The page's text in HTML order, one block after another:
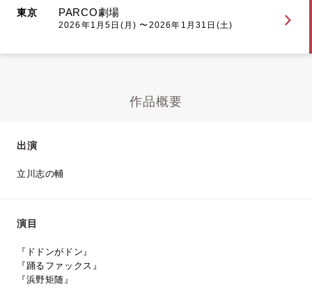
東京 PARCO劇場
2026年1月5日(月) 〜2026年1月31日(土)
作品概要
出演
立川志の輔
演目
『ドドンがドン』
『踊るファックス』
『浜野矩随』